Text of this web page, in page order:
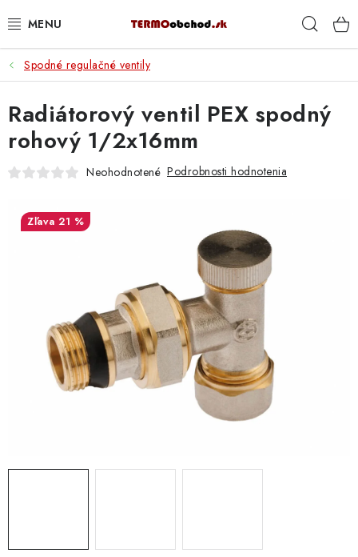
na
VYKUROVANIE
ROZVOD VODY A KÚRENIA
ODPAD A KANALIZÁCIA
% DOPREDAJ
PREČO SA OPLATÍ KUPOVAŤ RADIÁTORY KORADO
CEZ TERMOOBCHOD.SK
Hodnotenie obchodu Blog Kontakty
Napíšte nám
Doprava a Platba
Spodné regulačné ventily
Radiátorový ventil PEX spodný
rohový 1/2x16mm
Neohodnotené Podrobnosti hodnotenia
21 %